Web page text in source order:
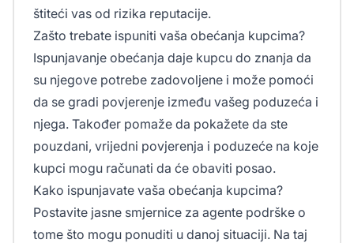
štiteći vas od rizika reputacije.
Zašto trebate ispuniti vaša obećanja kupcima?
Ispunjavanje obećanja daje kupcu do znanja da
su njegove potrebe zadovoljene i može pomoći
da se gradi povjerenje između vašeg poduzeća i
njega. Također pomaže da pokažete da ste
pouzdani, vrijedni povjerenja i poduzeće na koje
kupci mogu računati da će obaviti posao.
Kako ispunjavate vaša obećanja kupcima?
Postavite jasne smjernice za agente podrške o
tome što mogu ponuditi u danoj situaciji. Na taj